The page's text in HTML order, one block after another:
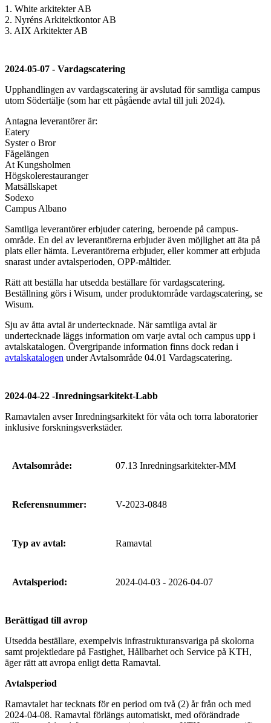
1. White arkitekter AB
2. Nyréns Arkitektkontor AB
3. AIX Arkitekter AB
2024-05-07 - Vardagscatering
Upphandlingen av vardagscatering är avslutad för samtliga campus
utom Södertälje (som har ett pågående avtal till juli 2024).
Antagna leverantörer är:
Eatery
Syster o Bror
Fågelängen
At Kungsholmen
Högskolerestauranger
Matsällskapet
Sodexo
Campus Albano
Samtliga leverantörer erbjuder catering, beroende på campus-
område. En del av leverantörerna erbjuder även möjlighet att äta på
plats eller hämta. Leverantörerna erbjuder, eller kommer att erbjuda
snarast under avtalsperioden, OPP-måltider.
Rätt att beställa har utsedda beställare för vardagscatering.
Beställning görs i Wisum, under produktområde vardagscatering, se
Wisum.
Sju av åtta avtal är undertecknade. När samtliga avtal är
undertecknade läggs information om varje avtal och campus upp i
avtalskatalogen. Övergripande information finns dock redan i
avtalskatalogen under Avtalsområde 04.01 Vardagscatering.
2024-04-22 -Inredningsarkitekt-Labb
Ramavtalen avser Inredningsarkitekt för våta och torra laboratorier
inklusive forskningsverkstäder.
Avtalsområde: 07.13 Inredningsarkitekter-MM
Referensnummer: V-2023-0848
Typ av avtal: Ramavtal
Avtalsperiod: 2024-04-03 - 2026-04-07
Berättigad till avrop
Utsedda beställare, exempelvis infrastrukturansvariga på skolorna
samt projektledare på Fastighet, Hållbarhet och Service på KTH,
äger rätt att avropa enligt detta Ramavtal.
Avtalsperiod
Ramavtalet har tecknats för en period om två (2) år från och med
2024-04-08. Ramavtal förlängs automatiskt, med oförändrade